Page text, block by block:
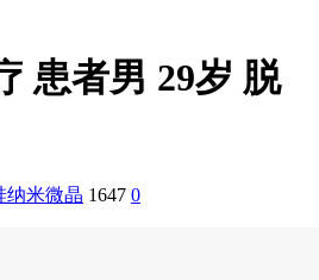
患者男 29岁 脱
纳米微晶 1647 0